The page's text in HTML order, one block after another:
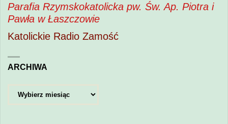
Parafia Rzymskokatolicka pw. Św. Ap. Piotra i
Pawła w Łaszczowie
Katolickie Radio Zamość
ARCHIWA